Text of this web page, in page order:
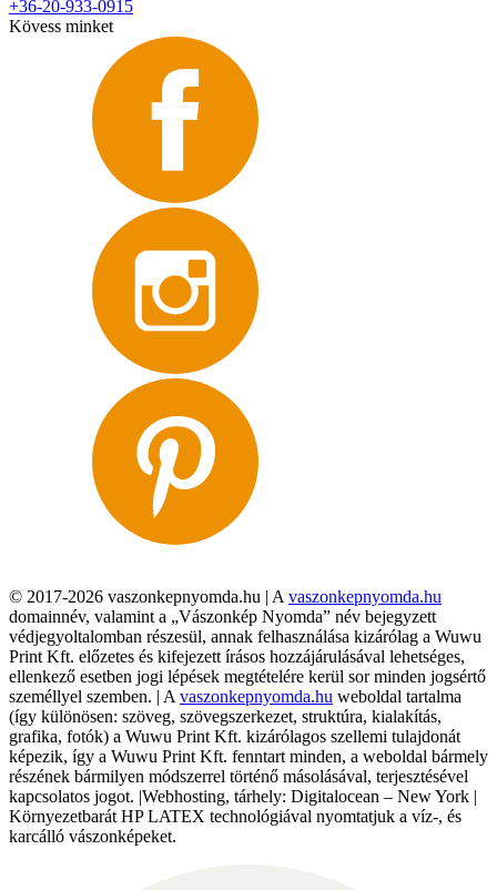
+36-20-933-0915
Kövess minket
© 2017-2026 vaszonkepnyomda.hu | A vaszonkepnyomda.hu
domainnév, valamint a „Vászonkép Nyomda” név bejegyzett
védjegyoltalomban részesül, annak felhasználása kizárólag a Wuwu
Print Kft. előzetes és kifejezett írásos hozzájárulásával lehetséges,
ellenkező esetben jogi lépések megtételére kerül sor minden jogsértő
személlyel szemben. | A vaszonkepnyomda.hu weboldal tartalma
(így különösen: szöveg, szövegszerkezet, struktúra, kialakítás,
grafika, fotók) a Wuwu Print Kft. kizárólagos szellemi tulajdonát
képezik, így a Wuwu Print Kft. fenntart minden, a weboldal bármely
részének bármilyen módszerrel történő másolásával, terjesztésével
kapcsolatos jogot. |Webhosting, tárhely: Digitalocean – New York |
Környezetbarát HP LATEX technológiával nyomtatjuk a víz-, és
karcálló vászonképeket.